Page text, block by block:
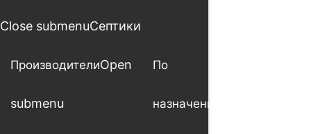
Close submenuСептики
ПроизводителиOpen
submenu
По
назначению